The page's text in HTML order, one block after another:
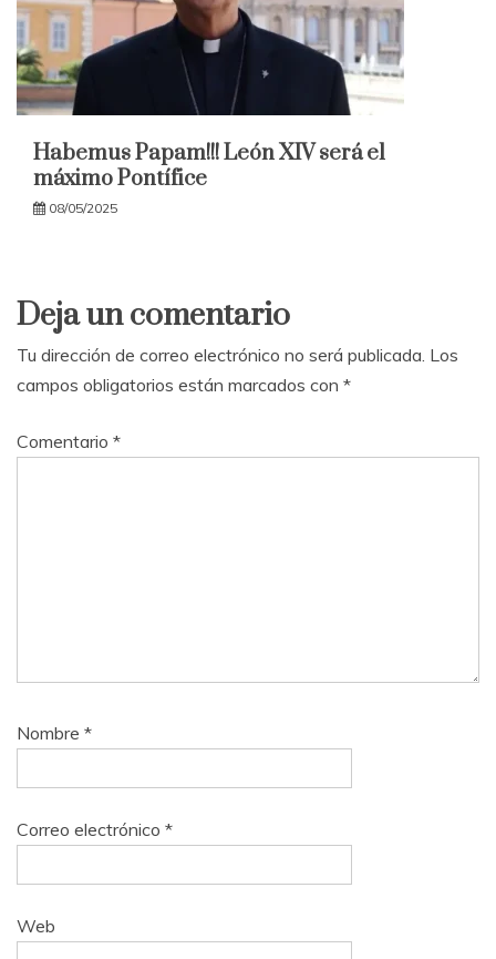
Habemus Papam!!! León XIV será el
máximo Pontífice
08/05/2025
Deja un comentario
Tu dirección de correo electrónico no será publicada. Los
campos obligatorios están marcados con *
Comentario *
Nombre *
Correo electrónico *
Web